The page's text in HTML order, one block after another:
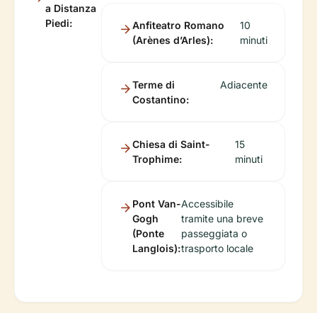
a Distanza
Piedi:
Anfiteatro Romano
(Arènes d’Arles):
10
minuti
Terme di
Costantino:
Adiacente
Chiesa di Saint-
Trophime:
15
minuti
Pont Van-
Gogh
(Ponte
Langlois):
Accessibile
tramite una breve
passeggiata o
trasporto locale